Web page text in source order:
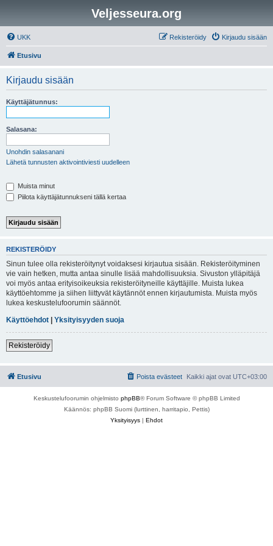
Veljesseura.org
UKK Kirjaudu sisään
Rekisteröidy
Etusivu
Kirjaudu sisään
Käyttäjätunnus:
Salasana:
Unohdin salasanani
Lähetä tunnusten aktivointiviesti uudelleen
Muista minut
Piilota käyttäjätunnukseni tällä kertaa
REKISTERÖIDY
Sinun tulee olla rekisteröitynyt voidaksesi kirjautua sisään. Rekisteröityminen
vie vain hetken, mutta antaa sinulle lisää mahdollisuuksia. Sivuston ylläpitäjä
voi myös antaa erityisoikeuksia rekisteröityneille käyttäjille. Muista lukea
käyttöehtomme ja siihen liittyvät käytännöt ennen kirjautumista. Muista myös
lukea keskustelufoorumin säännöt.
Käyttöehdot | Yksityisyyden suoja
Rekisteröidy
Etusivu Kaikki ajat ovat UTC+03:00
Poista evästeet
Keskustelufoorumin ohjelmisto phpBB® Forum Software © phpBB Limited
Käännös: phpBB Suomi (lurttinen, harritapio, Pettis)
Yksityisyys | Ehdot